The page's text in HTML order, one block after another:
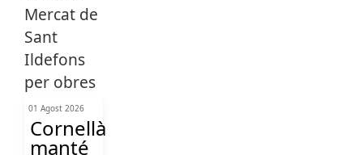
01 Agost 2026
Cornellà
manté